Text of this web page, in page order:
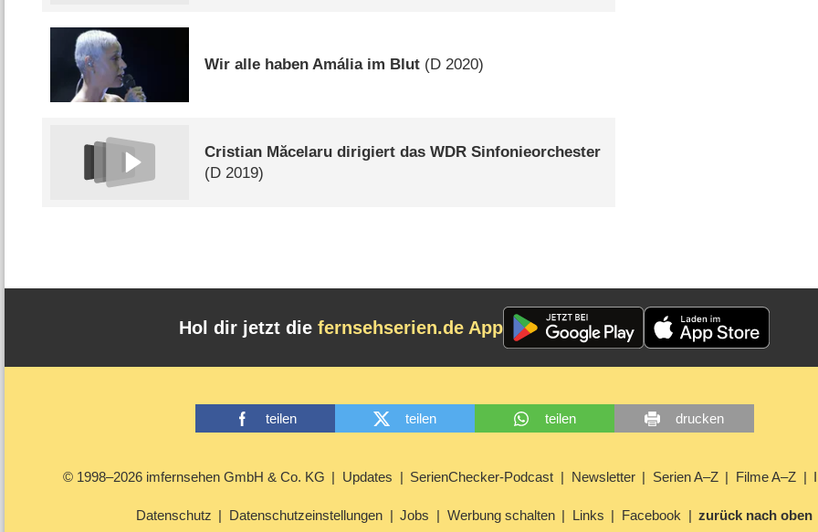
Wir alle haben Amália im Blut (D 2020)
Cristian Măcelaru dirigiert das WDR Sinfonieorchester
(D 2019)
Hol dir jetzt die fernsehserien.de App
teilen teilen teilen drucken
© 1998–2026 imfernsehen GmbH & Co. KG Updates SerienChecker-Podcast Newsletter Serien A–Z Filme A–Z
Datenschutz Datenschutzeinstellungen Jobs Werbung schalten Links Facebook zurück nach oben